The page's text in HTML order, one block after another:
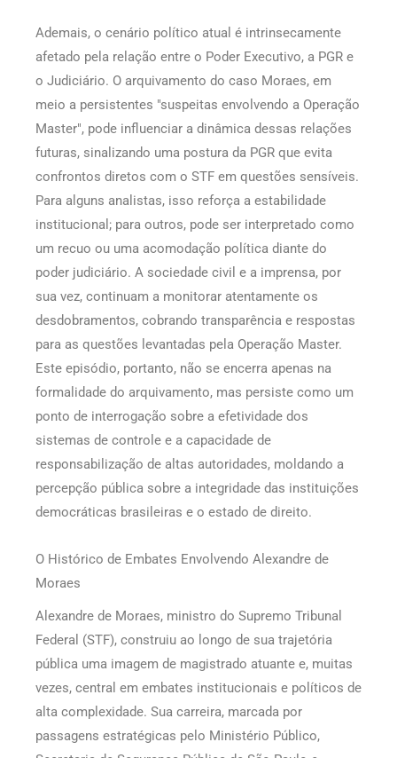
Ademais, o cenário político atual é intrinsecamente
afetado pela relação entre o Poder Executivo, a PGR e
o Judiciário. O arquivamento do caso Moraes, em
meio a persistentes "suspeitas envolvendo a Operação
Master", pode influenciar a dinâmica dessas relações
futuras, sinalizando uma postura da PGR que evita
confrontos diretos com o STF em questões sensíveis.
Para alguns analistas, isso reforça a estabilidade
institucional; para outros, pode ser interpretado como
um recuo ou uma acomodação política diante do
poder judiciário. A sociedade civil e a imprensa, por
sua vez, continuam a monitorar atentamente os
desdobramentos, cobrando transparência e respostas
para as questões levantadas pela Operação Master.
Este episódio, portanto, não se encerra apenas na
formalidade do arquivamento, mas persiste como um
ponto de interrogação sobre a efetividade dos
sistemas de controle e a capacidade de
responsabilização de altas autoridades, moldando a
percepção pública sobre a integridade das instituições
democráticas brasileiras e o estado de direito.
O Histórico de Embates Envolvendo Alexandre de
Moraes
Alexandre de Moraes, ministro do Supremo Tribunal
Federal (STF), construiu ao longo de sua trajetória
pública uma imagem de magistrado atuante e, muitas
vezes, central em embates institucionais e políticos de
alta complexidade. Sua carreira, marcada por
passagens estratégicas pelo Ministério Público,